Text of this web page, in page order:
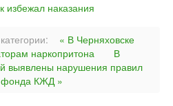
избежал наказания
« В Черняховске
наркопритона
В
выявлены нарушения правил
фонда КЖД »